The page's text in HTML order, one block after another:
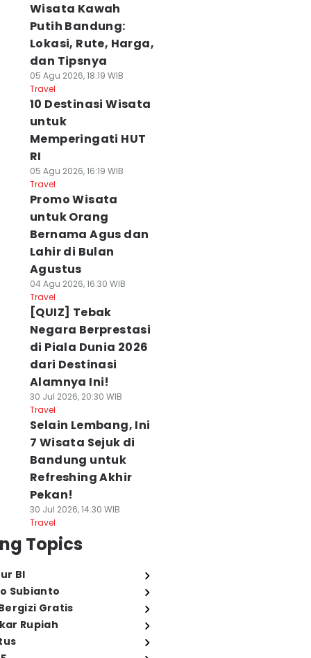
Wisata Kawah
Putih Bandung:
Lokasi, Rute, Harga,
dan Tipsnya
05 Agu 2026, 18:19 WIB
Travel
10 Destinasi Wisata
untuk
Memperingati HUT
RI
05 Agu 2026, 16:19 WIB
Travel
Promo Wisata
untuk Orang
Bernama Agus dan
Lahir di Bulan
Agustus
04 Agu 2026, 16:30 WIB
Travel
[QUIZ] Tebak
Negara Berprestasi
di Piala Dunia 2026
dari Destinasi
Alamnya Ini!
30 Jul 2026, 20:30 WIB
Travel
Selain Lembang, Ini
7 Wisata Sejuk di
Bandung untuk
Refreshing Akhir
Pekan!
30 Jul 2026, 14:30 WIB
Travel
Topics
BI
Subianto
Gratis
Rupiah